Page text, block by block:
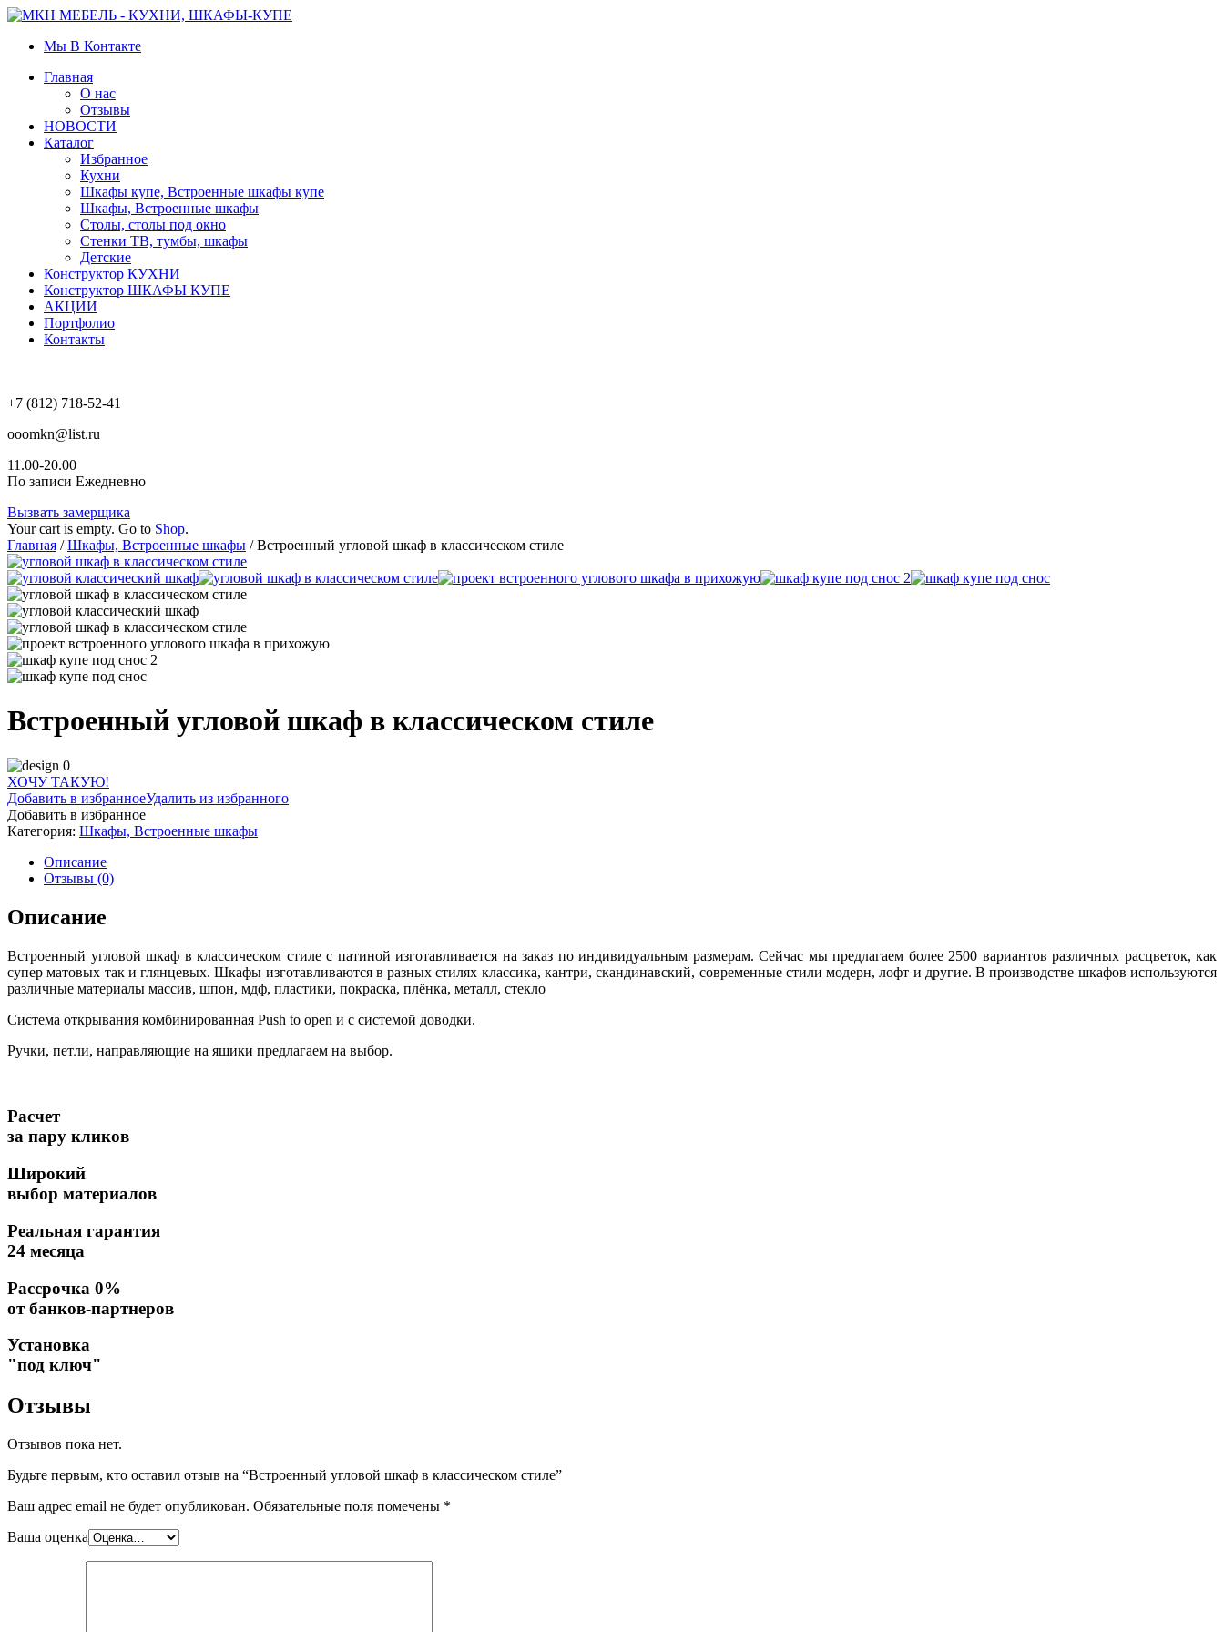
Мы В Контакте
Главная
О нас
Отзывы
НОВОСТИ
Каталог
Избранное
Кухни
Шкафы купе, Встроенные шкафы купе
Шкафы, Встроенные шкафы
Столы, столы под окно
Стенки ТВ, тумбы, шкафы
Детские
Конструктор КУХНИ
Конструктор ШКАФЫ КУПЕ
АКЦИИ
Портфолио
Контакты
+7 (812) 718-52-41
ooomkn@list.ru
11.00-20.00
По записи Ежедневно
Вызвать замерщика
Your cart is empty. Go to Shop.
Главная /Шкафы, Встроенные шкафы / Встроенный угловой шкаф в классическом стиле
Встроенный угловой шкаф в классическом стиле
ХОЧУ ТАКУЮ!
Добавить в избранноеУдалить из избранного
Добавить в избранное
Категория: Шкафы, Встроенные шкафы
Описание
Отзывы (0)
Описание
Встроенный угловой шкаф в классическом стиле с патиной изготавливается на заказ по индивидуальным размерам. Сейчас мы предлагаем более 2500 вариантов различных расцветок, как
супер матовых так и глянцевых. Шкафы изготавливаются в разных стилях классика, кантри, скандинавский, современные стили модерн, лофт и другие. В производстве шкафов используются
различные материалы массив, шпон, мдф, пластики, покраска, плёнка, металл, стекло
Система открывания комбинированная Push to open и с системой доводки.
Ручки, петли, направляющие на ящики предлагаем на выбор.
Расчет
за пару кликов
Широкий
выбор материалов
Реальная гарантия
24 месяца
Рассрочка 0%
от банков-партнеров
Установка
"под ключ"
Отзывы
Отзывов пока нет.
Будьте первым, кто оставил отзыв на “Встроенный угловой шкаф в классическом стиле”
Ваш адрес email не будет опубликован. Обязательные поля помечены *
Ваша оценка